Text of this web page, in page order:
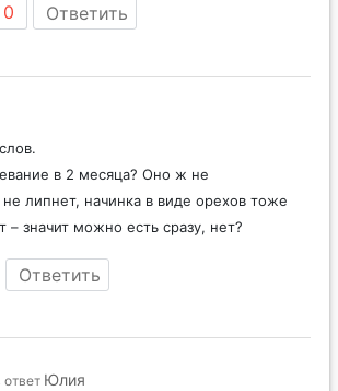
0 Ответить
в 2 месяца? Оно ж не
липнет, начинка в виде орехов тоже
– значит можно есть сразу, нет?
Ответить
ответ Юлия